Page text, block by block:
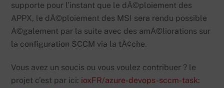
supporte pour l’instant que le dÃ©ploiement des
APPX, le dÃ©ploiement des MSI sera rendu possible
Ã©galement par la suite avec des amÃ©liorations sur
la configuration SCCM via la tÃ¢che.
Vous avez un soucis ou vous voulez contribuer ? le
projet c’est par ici: ioxFR/azure-devops-sccm-task: